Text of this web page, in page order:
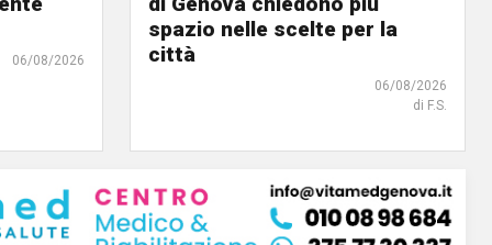
06/08/2026
spazio nelle scelte per la
città
06/08/2026
di F.S.